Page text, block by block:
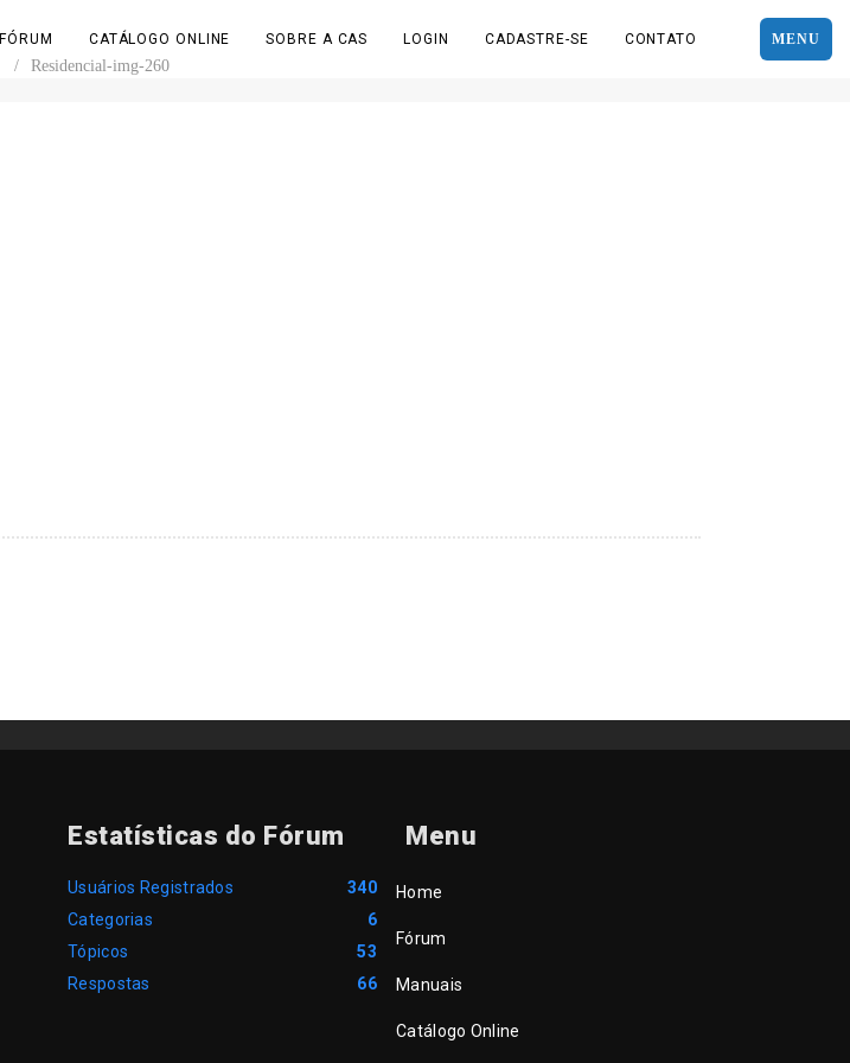
MENU
FÓRUM CATÁLOGO ONLINE SOBRE A CAS LOGIN CADASTRE-SE CONTATO
/ Residencial-img-260
Estatísticas do Fórum
Usuários Registrados
340
Categorias
6
Tópicos
53
Respostas
66
Menu
Home
Fórum
Manuais
Catálogo Online